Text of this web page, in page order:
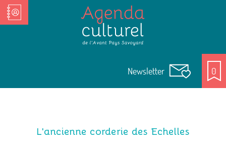
Nos Acteurs culturels
Newsletter 0
L'ancienne corderie des Echelles